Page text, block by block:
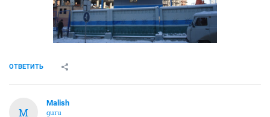
ОТВЕТИТЬ
M
Malish
guru